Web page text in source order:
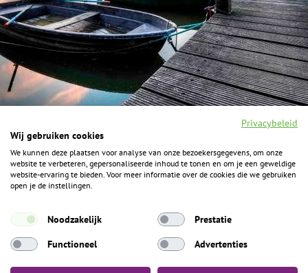
F
a
c
o
o
I
n
s
g
a
Y
o
u
b
P
i
n
ALGEMENE INFORMATIE
Het Geheim over de grens zijn de Duitse vakantieregio’s
Privacybeleid
Wij gebruiken cookies
We kunnen deze plaatsen voor analyse van onze bezoekersgegevens, om onze
website te verbeteren, gepersonaliseerde inhoud te tonen en om je een geweldige
website-ervaring te bieden. Voor meer informatie over de cookies die we gebruiken
open je de instellingen.
Noodzakelijk
Prestatie
Functioneel
Advertenties